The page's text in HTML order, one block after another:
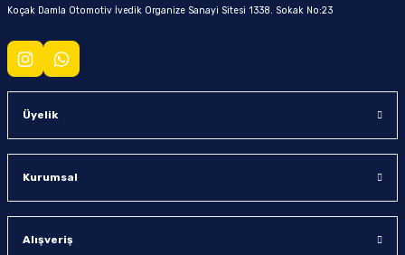
Koçak Damla Otomotiv İvedik Organize Sanayi Sitesi 1338. Sokak No:23
Üyelik
Kurumsal
Alışveriş